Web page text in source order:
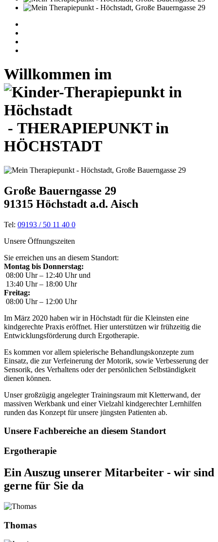
Willkommen im ­
- THERAPIEPUNKTin
HÖCHSTADT
Große Bauerngasse 29
91315 Höchstadt a.d. Aisch
Tel: 09193 / 50 11 40 0
Unsere Öffnungszeiten
Sie erreichen uns an diesem Standort:
Montag bis Donnerstag:
08:00 Uhr – 12:40 Uhr und
13:40 Uhr – 18:00 Uhr
Freitag:
08:00 Uhr – 12:00 Uhr
Im März 2020 haben wir in Höchstadt für die Kleinsten eine
kindgerechte Praxis eröffnet. Hier unterstützen wir frühzeitig die
Entwicklungsförderung durch Ergotherapie.
Es kommen vor allem spielerische Behandlungskonzepte zum
Einsatz, die zur Verfeinerung der Motorik, sowie Verbesserung der
Sensorik, des Verhaltens oder der persönlichen Selbständigkeit
dienen können.
Unser großzügig angelegter Trainingsraum mit Kletterwand, der
massiven Werkbank und einer Vielzahl kindgerechter Lernhilfen
runden das Konzept für unsere jüngsten Patienten ab.
Unsere Fachbereiche an diesem Standort
Ergo­therapie
Ein Auszug unserer Mitarbeiter - wir sind
gerne für Sie da
Thomas